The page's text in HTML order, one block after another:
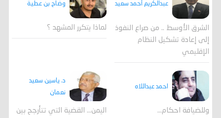
عبدالكريم أحمد سعيد
الشرق الأوسط .. من صراع النفوذ
إلى إعادة تشكيل النظام
الإقليمي
وضاح بن عطية
لماذا يتكرر المشهد ؟
احمد عبداللاه
وللضيافة احكام…
د. ياسين سعيد
نعمان
اليمن… القضية التي تتأرجح بين